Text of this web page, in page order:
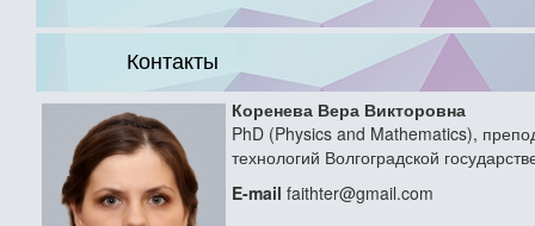
Контакты
Коренева Вера Викторовна
PhD (Physics and Mathematics),
технологий Волгоградской
E-mail faithter@gmail.com